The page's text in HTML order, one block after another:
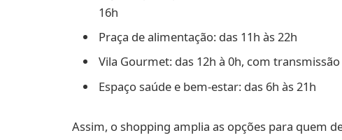
16h
Praça de alimentação: das 11h às 22h
Vila Gourmet: das 12h à 0h, com transmissão
Espaço saúde e bem-estar: das 6h às 21h
Assim, o shopping amplia as opções para quem